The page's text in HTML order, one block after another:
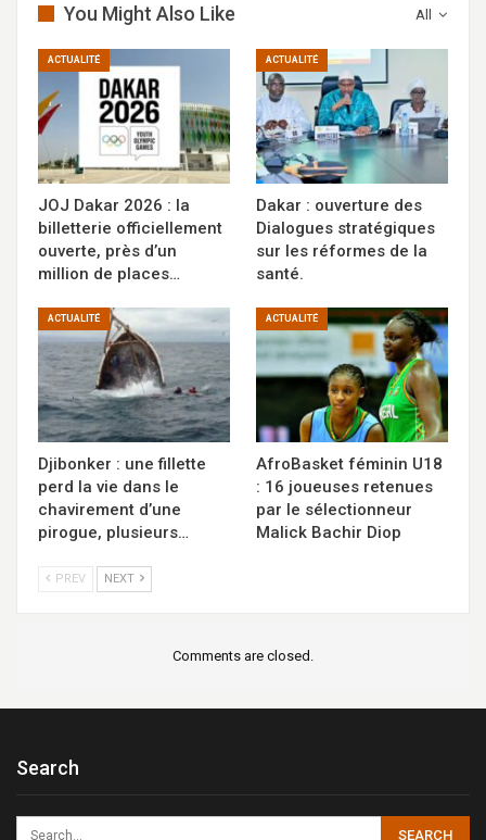
All
You Might Also Like
ACTUALITÉ
JOJ Dakar 2026 : la
billetterie officiellement
ouverte, près d’un
million de places…
ACTUALITÉ
Dakar : ouverture des
Dialogues stratégiques
sur les réformes de la
santé.
ACTUALITÉ
Djibonker : une fillette
perd la vie dans le
chavirement d’une
pirogue, plusieurs…
ACTUALITÉ
AfroBasket féminin U18
: 16 joueuses retenues
par le sélectionneur
Malick Bachir Diop
PREV NEXT
Comments are closed.
Search